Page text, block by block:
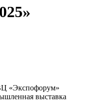
«Экспофорум»
выставка